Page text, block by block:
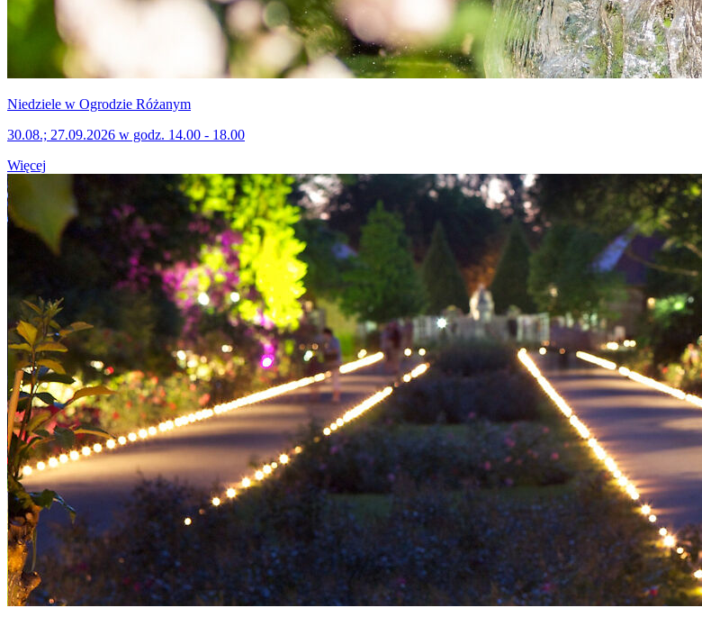
Niedziele w Ogrodzie Różanym
30.08.; 27.09.2026 w godz. 14.00 - 18.00
Więcej